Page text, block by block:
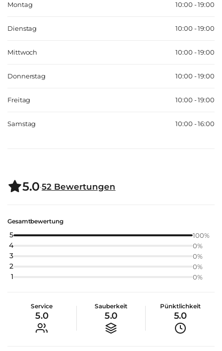
Montag 10:00 - 19:00
Dienstag 10:00 - 19:00
Mittwoch 10:00 - 19:00
Donnerstag 10:00 - 19:00
Freitag 10:00 - 19:00
Samstag 10:00 - 16:00
5.0·52 Bewertungen
Gesamtbewertung
5 100%
4 0%
3 0%
2 0%
1 0%
Service
5.0
Sauberkeit
5.0
Pünktlichkeit
5.0